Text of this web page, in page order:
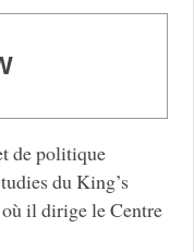
de politique
du King’s
il dirige le Centre